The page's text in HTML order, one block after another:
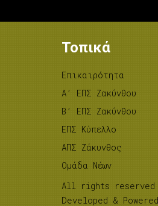
Τοπικά
Επικαιρότητα
A’ ΕΠΣ Ζακύνθου
B’ ΕΠΣ Ζακύνθου
ΕΠΣ Κύπελλο
ΑΠΣ Ζάκυνθος
Ομάδα Νέων
All rights reserved
Developed &